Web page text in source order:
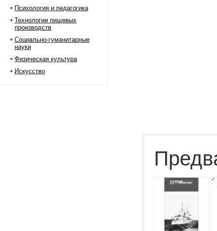
Психология и педагогика
Технологии пищевых
производств
Социально-гуманитарные
науки
Физическая культура
Искусство